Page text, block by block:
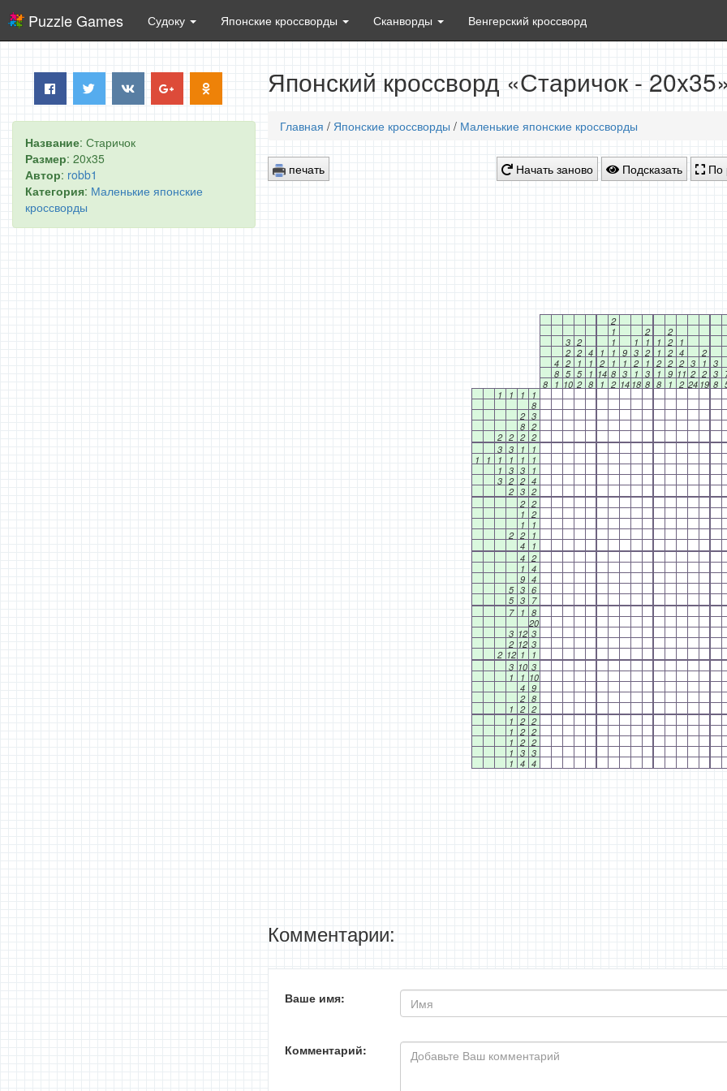
Puzzle Games Судоку Японские кроссворды Сканворды Венгерский кроссворд
Название: Старичок
Размер: 20x35
Автор: robb1
Категория: Маленькие японские
кроссворды
Японский кроссворд «Старичок -
Главная / Японские кроссворды / Маленькие японские кроссворды
печать Начать заново Подсказать По
2
1
2
2
3 2 1 1 1 1 2
1
2 2 4 1 1 9 3 2 1 2 4
2
4 2 1 1 2 1 1 2 1 2 2 2 3 1 3
8 5 5 1 14 8 3 1 3 1 9 11 2 2 3
8
1 10 2 8 1 2 14 18 8 8 1 2 24 19 8
1
1 1
1
8
2 3
8 2
2 2 2 2
3 3 1
1
1
1 1 1 1
1
1 3 3
1
3 2 2 4
2 3 2
2 2
1 2
1
1
2 2
1
4
1
4 2
1 4
9 4
5 3 6
5 3 7
7
1 8
20
3 12 3
2 12 3
2 12 1
1
3 10 3
1
1 10
4 9
2 8
1 2 2
1 2 2
1 2 2
1 2 2
1 3 3
1 4 4
Комментарии:
Ваше имя:
Комментарий: